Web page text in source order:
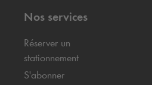
Nos services
Réserver un
stationnement
S'abonner